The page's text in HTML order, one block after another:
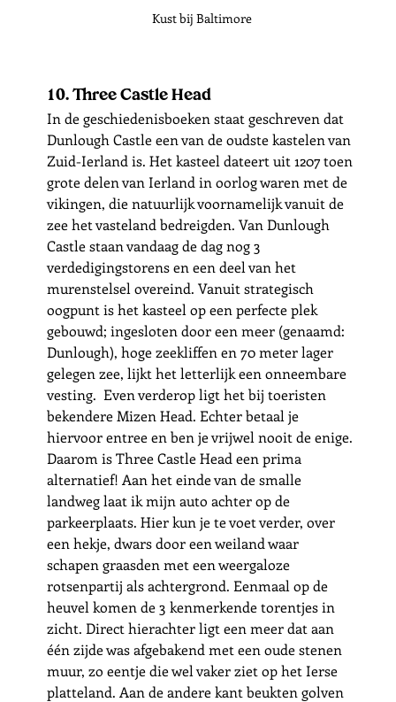
Kust bij Baltimore
10. Three Castle Head
In de geschiedenisboeken staat geschreven dat
Dunlough Castle een van de oudste kastelen van
Zuid-Ierland is. Het kasteel dateert uit 1207 toen
grote delen van Ierland in oorlog waren met de
vikingen, die natuurlijk voornamelijk vanuit de
zee het vasteland bedreigden. Van Dunlough
Castle staan vandaag de dag nog 3
verdedigingstorens en een deel van het
murenstelsel overeind. Vanuit strategisch
oogpunt is het kasteel op een perfecte plek
gebouwd; ingesloten door een meer (genaamd:
Dunlough), hoge zeekliffen en 70 meter lager
gelegen zee, lijkt het letterlijk een onneembare
vesting.  Even verderop ligt het bij toeristen
bekendere Mizen Head. Echter betaal je
hiervoor entree en ben je vrijwel nooit de enige.
Daarom is Three Castle Head een prima
alternatief! Aan het einde van de smalle
landweg laat ik mijn auto achter op de
parkeerplaats. Hier kun je te voet verder, over
een hekje, dwars door een weiland waar
schapen graasden met een weergaloze
rotsenpartij als achtergrond. Eenmaal op de
heuvel komen de 3 kenmerkende torentjes in
zicht. Direct hierachter ligt een meer dat aan
één zijde was afgebakend met een oude stenen
muur, zo eentje die wel vaker ziet op het Ierse
platteland. Aan de andere kant beukten golven